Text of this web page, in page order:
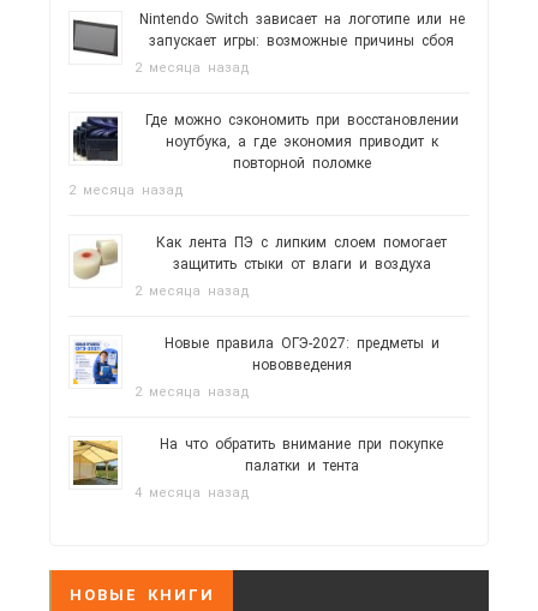
Nintendo Switch зависает на логотипе или не
запускает игры: возможные причины сбоя
2 месяца назад
Где можно сэкономить при восстановлении
ноутбука, а где экономия приводит к
повторной поломке
2 месяца назад
Как лента ПЭ с липким слоем помогает
защитить стыки от влаги и воздуха
2 месяца назад
Новые правила ОГЭ-2027: предметы и
нововведения
2 месяца назад
На что обратить внимание при покупке
палатки и тента
4 месяца назад
НОВЫЕ КНИГИ